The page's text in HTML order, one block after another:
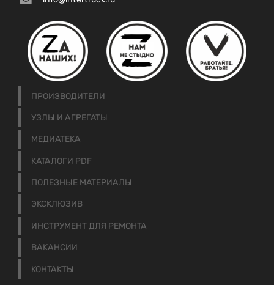
ПРОИЗВОДИТЕЛИ
УЗЛЫ И АГРЕГАТЫ
МЕДИАТЕКА
КАТАЛОГИ PDF
ПОЛЕЗНЫЕ МАТЕРИАЛЫ
ЭКСКЛЮЗИВ
ИНСТРУМЕНТ ДЛЯ РЕМОНТА
ВАКАНСИИ
КОНТАКТЫ